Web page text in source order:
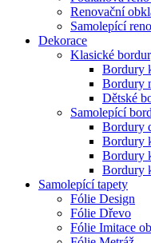
Renovační
Samolepící
Dekorace
Klasické
Bordury
Bordury
Dětské
Samolepící
Bordury
Bordury
Bordury
Bordury
Samolepící tapety
Fólie Design
Fólie Dřevo
Fólie Imitace